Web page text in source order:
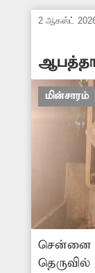
பயணிகள்
பயணிகள்
2 ஆகஸ்ட்
மின்சாரம்
சென்னை